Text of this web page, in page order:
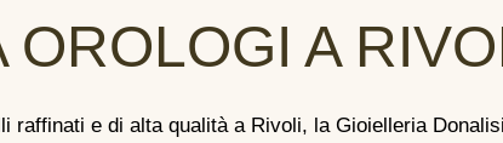
OROLOGI A
raffinati e di alta qualità a Rivoli, la Gioielleria